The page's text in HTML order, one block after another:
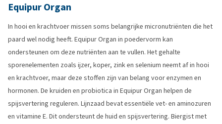
Equipur Organ
In hooi en krachtvoer missen soms belangrijke micronutriënten die het
paard wel nodig heeft. Equipur Organ in poedervorm kan
ondersteunen om deze nutriënten aan te vullen. Het gehalte
sporenelementen zoals ijzer, koper, zink en selenium neemt af in hooi
en krachtvoer, maar deze stoffen zijn van belang voor enzymen en
hormonen. De kruiden en probiotica in Equipur Organ helpen de
spijsvertering reguleren. Lijnzaad bevat essentiële vet- en aminozuren
en vitamine E. Dit ondersteunt de huid en spijsvertering. Biergist met